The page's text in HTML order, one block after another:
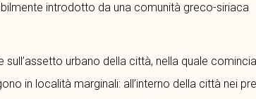
introdotto da una comunità greco-siriaca
urbano della città, nella quale
in località marginali: all’interno della città nei